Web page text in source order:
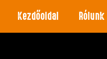
Kezdőoldal Rólunk